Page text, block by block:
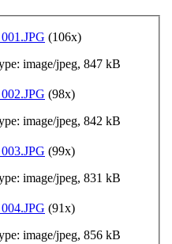
(106x)
image/jpeg, 847 kB
(98x)
image/jpeg, 842 kB
(99x)
image/jpeg, 831 kB
(91x)
image/jpeg, 856 kB